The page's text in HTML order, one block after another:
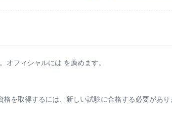
オフィシャルには を薦めます。
を取得するには、新しい試験に合格する必要があり